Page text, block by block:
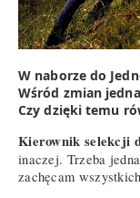
W naborze do
Wśród zmian
Czy dzięki temu
Kierownik selekcji
inaczej. Trzeba
zachęcam